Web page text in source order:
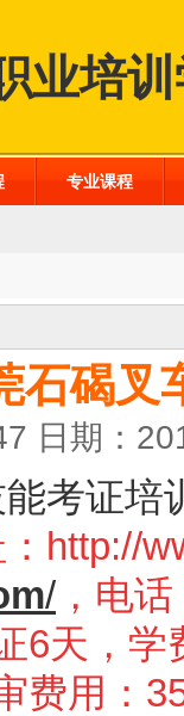
业培
专业课程
石碣叉
日期：
考证培
http://
/ ，电
6天，
费用：